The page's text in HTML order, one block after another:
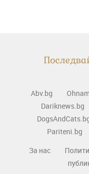
Abv.bg
Dariknews.bg
Pariteni.bg
За нас